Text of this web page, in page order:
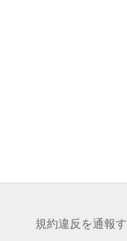
規約違反を通報